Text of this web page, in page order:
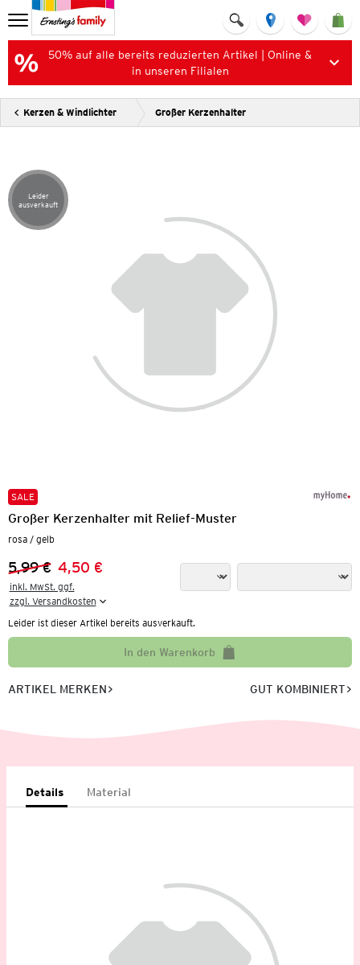
50% auf alle bereits reduzierten Artikel | Online &
in unseren Filialen
Kerzen & Windlichter Großer Kerzenhalter
Artikel leider ausverkauft
Leider
ausverkauft
SALE
Großer Kerzenhalter mit Relief-Muster
rosa / gelb
Vorheriger Preis:
5,99 €
Neuer Preis:
4,50 €
inkl. MwSt. ggf.
zzgl. Versandkosten
Leider ist dieser Artikel bereits ausverkauft.
In den Warenkorb
ARTIKEL MERKEN GUT KOMBINIERT
Details Material